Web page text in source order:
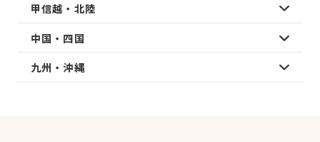
甲信越・北陸
中国・四国
九州・沖縄